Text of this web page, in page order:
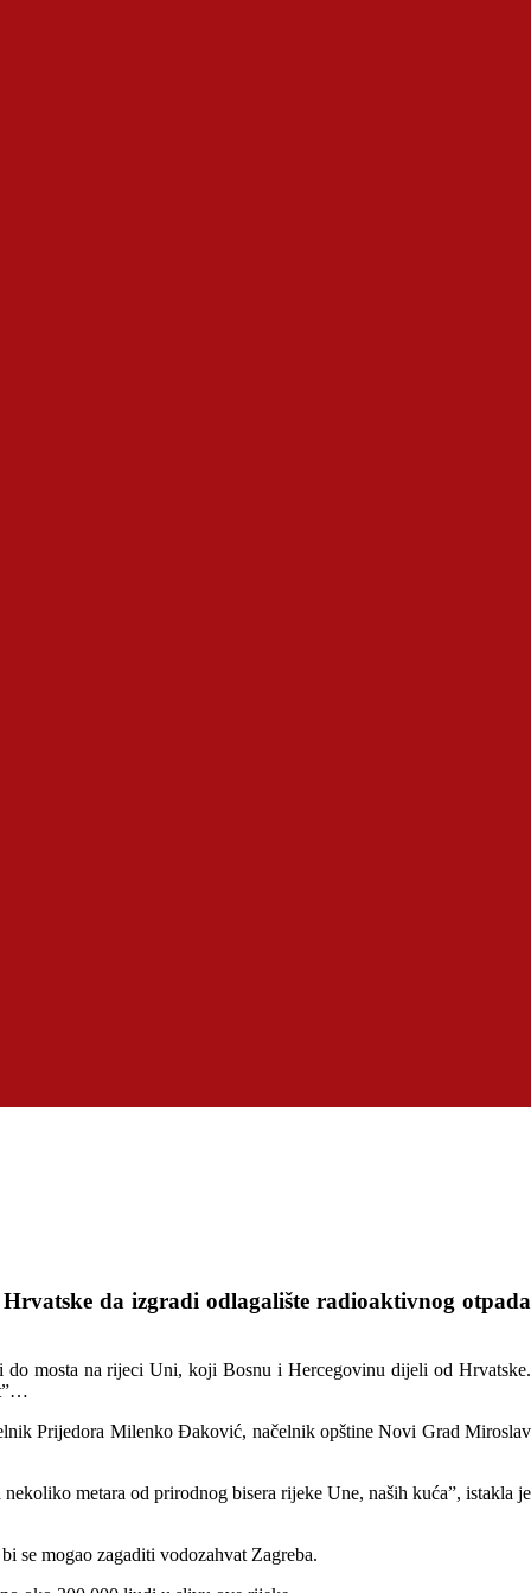
da izgradi odlagalište radioaktivnog otpada
do mosta na rijeci Uni, koji Bosnu i Hercegovinu dijeli od Hrvatske.
Prijedora Milenko Đaković, načelnik opštine Novi Grad Miroslav
metara od prirodnog bisera rijeke Une, naših kuća”, istakla je
se mogao zagaditi vodozahvat Zagreba.